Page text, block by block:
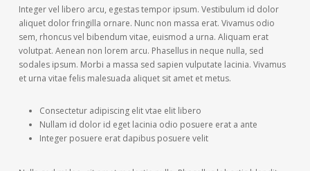
Integer vel libero arcu, egestas tempor ipsum. Vestibulum id dolor
aliquet dolor fringilla ornare. Nunc non massa erat. Vivamus odio
sem, rhoncus vel bibendum vitae, euismod a urna. Aliquam erat
volutpat. Aenean non lorem arcu. Phasellus in neque nulla, sed
sodales ipsum. Morbi a massa sed sapien vulputate lacinia. Vivamus
et urna vitae felis malesuada aliquet sit amet et metus.
Consectetur adipiscing elit vtae elit libero
Nullam id dolor id eget lacinia odio posuere erat a ante
Integer posuere erat dapibus posuere velit